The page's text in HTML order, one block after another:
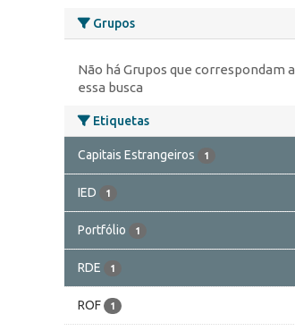
Grupos
Não há Grupos que correspondam a
essa busca
Etiquetas
Capitais Estrangeiros 1
IED 1
Portfólio 1
RDE 1
ROF 1